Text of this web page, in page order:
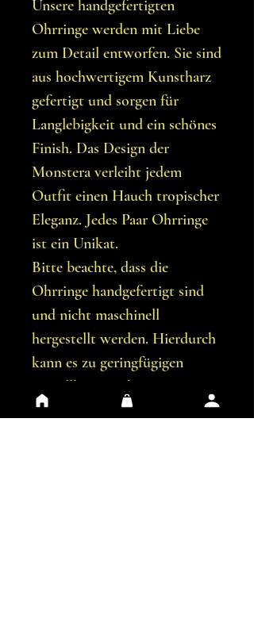
Unsere handgefertigten
Ohrringe werden mit Liebe
zum Detail entworfen. Sie sind
aus hochwertigem Kunstharz
gefertigt und sorgen für
Langlebigkeit und ein schönes
Finish. Das Design der
Monstera verleiht jedem
Outfit einen Hauch tropischer
Eleganz. Jedes Paar Ohrringe
ist ein Unikat.
Bitte beachte, dass die
Ohrringe handgefertigt sind
und nicht maschinell
hergestellt werden. Hierdurch
kann es zu geringfügigen
Unvollkommenheiten
kommen.